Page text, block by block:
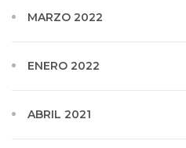
MARZO 2022
ENERO 2022
ABRIL 2021